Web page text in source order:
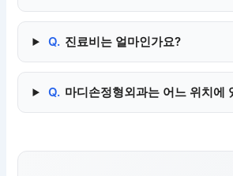
Q. 진료비는 얼마인가요?
Q. 마디손정형외과는 어느 위치에